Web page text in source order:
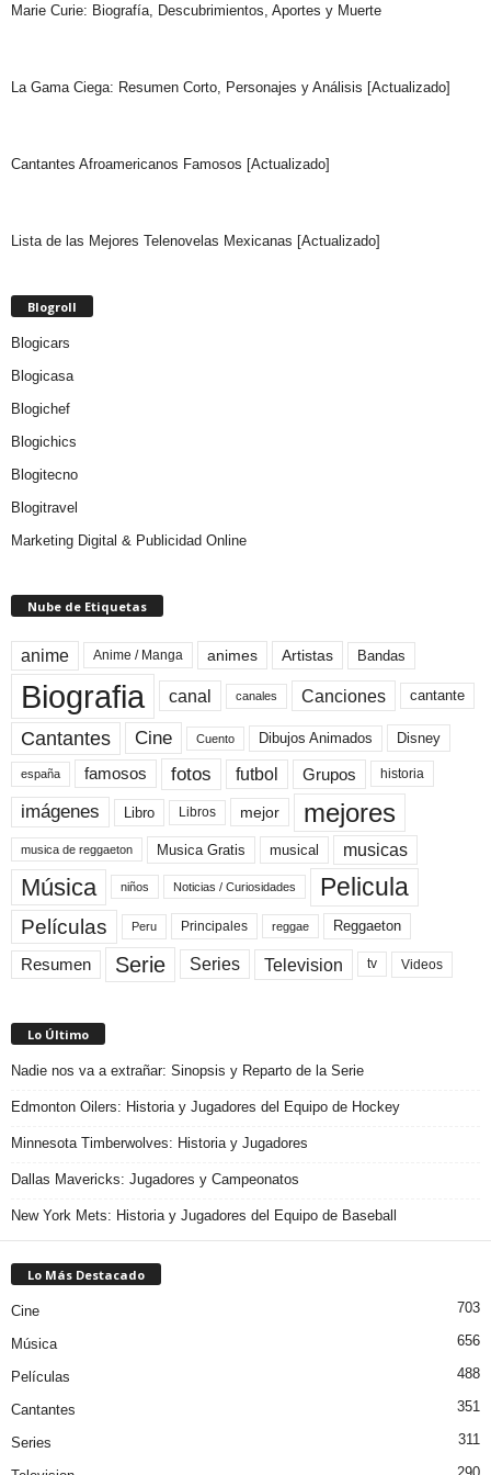
Marie Curie: Biografía, Descubrimientos, Aportes y Muerte
La Gama Ciega: Resumen Corto, Personajes y Análisis [Actualizado]
Cantantes Afroamericanos Famosos [Actualizado]
Lista de las Mejores Telenovelas Mexicanas [Actualizado]
Blogroll
Blogicars
Blogicasa
Blogichef
Blogichics
Blogitecno
Blogitravel
Marketing Digital & Publicidad Online
Nube de Etiquetas
anime Anime / Manga animes Artistas Bandas
Biografia canal canales Canciones cantante
Cantantes Cine Cuento Dibujos Animados Disney
españa famosos fotos futbol Grupos historia
imágenes Libro Libros mejor mejores
musica de reggaeton Musica Gratis musical musicas
Música niños Noticias / Curiosidades Pelicula
Películas Peru Principales reggae Reggaeton
Resumen Serie Series Television tv Videos
Lo Último
Nadie nos va a extrañar: Sinopsis y Reparto de la Serie
Edmonton Oilers: Historia y Jugadores del Equipo de Hockey
Minnesota Timberwolves: Historia y Jugadores
Dallas Mavericks: Jugadores y Campeonatos
New York Mets: Historia y Jugadores del Equipo de Baseball
Lo Más Destacado
Cine 703
Música 656
Películas 488
Cantantes 351
Series 311